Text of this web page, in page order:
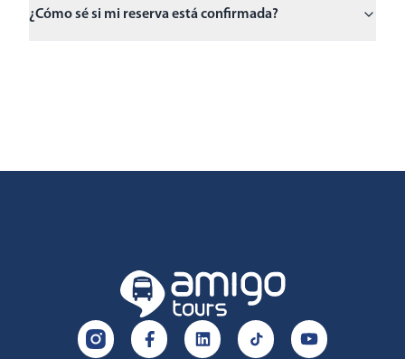
¿Cómo sé si mi reserva está confirmada?